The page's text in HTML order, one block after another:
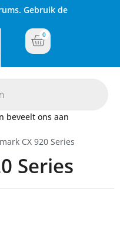
Gebruik de
0
beveelt ons aan
CX 920 Series
Series